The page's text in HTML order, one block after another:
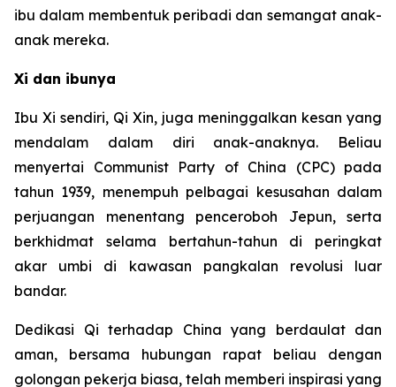
ibu dalam membentuk peribadi dan semangat anak-
anak mereka.
Xi dan ibunya
Ibu Xi sendiri, Qi Xin, juga meninggalkan kesan yang
mendalam dalam diri anak-anaknya. Beliau
menyertai Communist Party of China (CPC) pada
tahun 1939, menempuh pelbagai kesusahan dalam
perjuangan menentang penceroboh Jepun, serta
berkhidmat selama bertahun-tahun di peringkat
akar umbi di kawasan pangkalan revolusi luar
bandar.
Dedikasi Qi terhadap China yang berdaulat dan
aman, bersama hubungan rapat beliau dengan
golongan pekerja biasa, telah memberi inspirasi yang